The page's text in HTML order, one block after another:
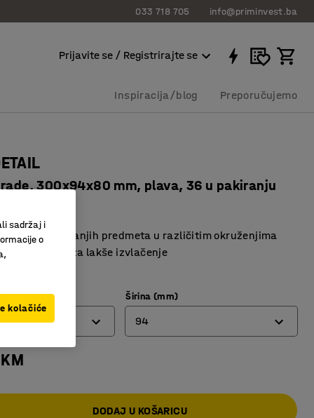
033 718 705 info@priminvest.ba
Prijavite se / Registrirajte se
Inspiracija/blog Preporučujemo
300x94x80 mm, plava, 36 u pakiranju
spremanje manjih predmeta u različitim okruženjima
strane za lakše izvlačenje
Širina (mm)
94
DODAJ U KOŠARICU
sadržaj i
o
kolačiće